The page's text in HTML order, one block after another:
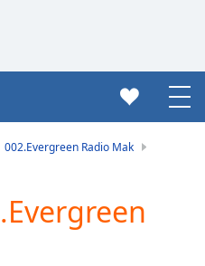
002.Evergreen Radio Mak